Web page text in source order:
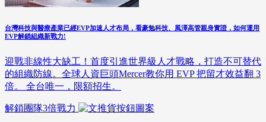
台灣科技與醫療產業已經EVP加速人才布局，看豪勉科技、風澤高管親身實證，如何運用
EVP解鎖組織新戰力!
迎戰非線性大缺工！首度引進世界級人才戰略，打造不可替代
的組織防線。全球人資巨頭Mercer教你用 EVP 把留才效益翻 3
倍。 全台唯一，限額招生。
解鎖團隊3倍戰力